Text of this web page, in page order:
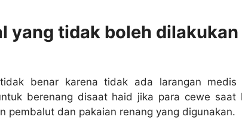
yang tidak boleh dilakukan
benar karena tidak ada larangan medis
berenang disaat haid jika para cewe saat
pembalut dan pakaian renang yang digunakan.